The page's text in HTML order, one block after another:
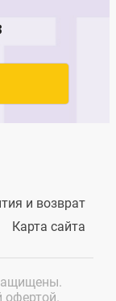
и возврат
Карта сайта
офертой.